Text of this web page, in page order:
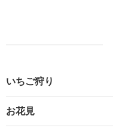
いちご狩り
お花見